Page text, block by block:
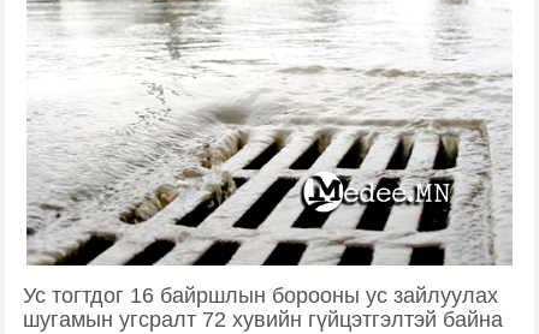
Ус тогтдог 16 байршлын борооны ус зайлуулах
шугамын угсралт 72 хувийн гүйцэтгэлтэй байна